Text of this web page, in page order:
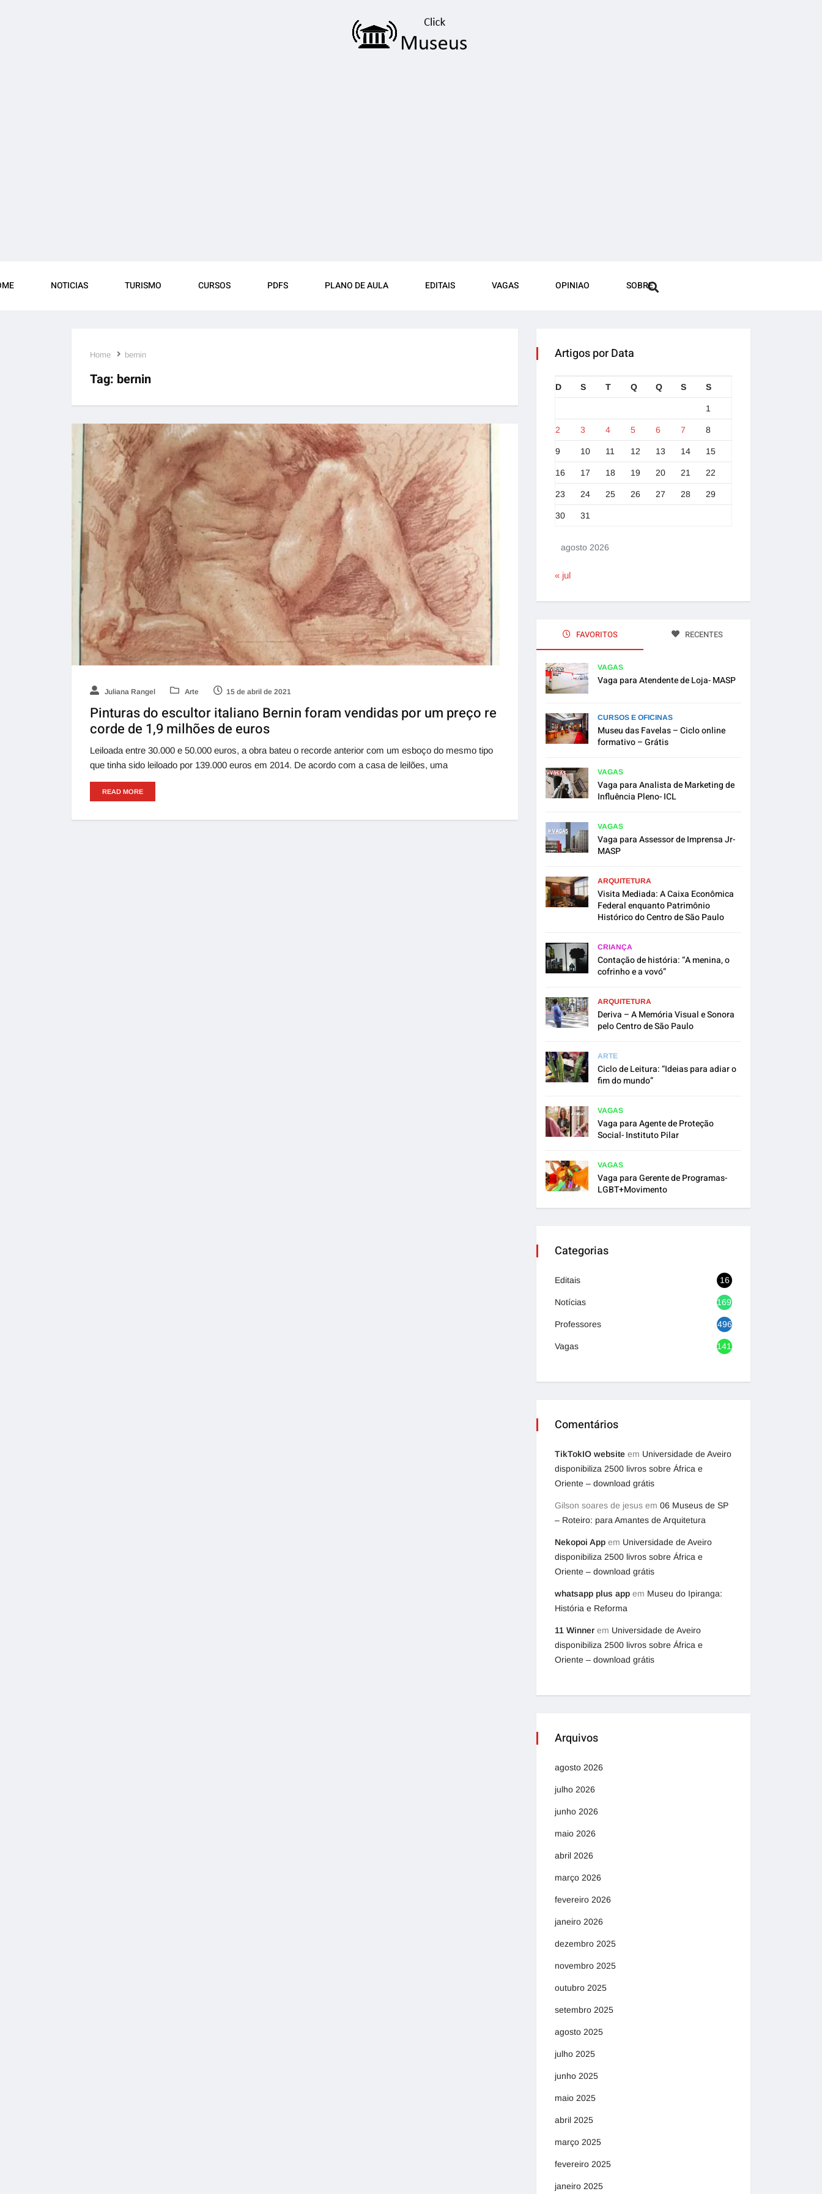
NOTICIAS TURISMO CURSOS PDFS PLANO DE AULA EDITAIS VAGAS OPINIAO SOBRE
Home bernin
Tag: bernin
Juliana Rangel Arte 15 de abril de 2021
Pinturas do escultor italiano Bernin foram vendidas por um preço re
corde de 1,9 milhões de euros
Leiloada entre 30.000 e 50.000 euros, a obra bateu o recorde anterior com um esboço do mesmo tipo
que tinha sido leiloado por 139.000 euros em 2014. De acordo com a casa de leilões, uma
READ MORE
Artigos por Data
agosto 2026
D S T Q Q S S
1
2 3 4 5 6 7 8
9 10 11 12 13 14 15
16 17 18 19 20 21 22
23 24 25 26 27 28 29
30 31
« jul
FAVORITOS RECENTES
VAGAS
Vaga para Atendente de Loja- MASP
CURSOS E OFICINAS
Museu das Favelas – Ciclo online
formativo – Grátis
VAGAS
Vaga para Analista de Marketing de
Influência Pleno- ICL
VAGAS
Vaga para Assessor de Imprensa Jr-
MASP
ARQUITETURA
Visita Mediada: A Caixa Econômica
Federal enquanto Patrimônio
Histórico do Centro de São Paulo
CRIANÇA
Contação de história: “A menina, o
cofrinho e a vovó”
ARQUITETURA
Deriva – A Memória Visual e Sonora
pelo Centro de São Paulo
ARTE
Ciclo de Leitura: “Ideias para adiar o
fim do mundo”
VAGAS
Vaga para Agente de Proteção
Social- Instituto Pilar
VAGAS
Vaga para Gerente de Programas-
LGBT+Movimento
Categorias
Editais 16
Notícias 1692
Professores 496
Vagas 1417
Comentários
TikTokIO website em Universidade de Aveiro
disponibiliza 2500 livros sobre África e
Oriente – download grátis
Gilson soares de jesus em 06 Museus de SP
– Roteiro: para Amantes de Arquitetura
Nekopoi App em Universidade de Aveiro
disponibiliza 2500 livros sobre África e
Oriente – download grátis
whatsapp plus app em Museu do Ipiranga:
História e Reforma
11 Winner em Universidade de Aveiro
disponibiliza 2500 livros sobre África e
Oriente – download grátis
Arquivos
agosto 2026
julho 2026
junho 2026
maio 2026
abril 2026
março 2026
fevereiro 2026
janeiro 2026
dezembro 2025
novembro 2025
outubro 2025
setembro 2025
agosto 2025
julho 2025
junho 2025
maio 2025
abril 2025
março 2025
fevereiro 2025
janeiro 2025